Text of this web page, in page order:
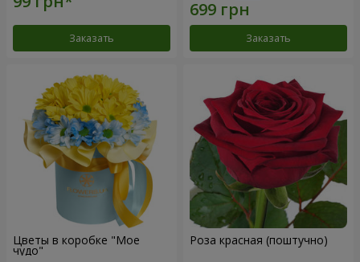
Заказать Заказать
Цветы в коробке "Мое
чудо"
Роза красная (поштучно)